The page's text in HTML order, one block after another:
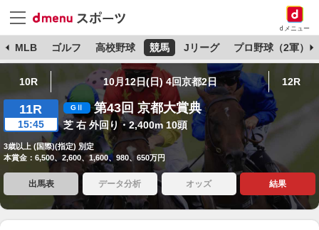
dメニュー
MLB ゴルフ 高校野球 競馬 Jリーグ プロ野球（2軍）
10R 10月12日(日) 4回京都2日 12R
11R
15:45
第43回 京都大賞典
芝 右 外回り・2,400m 10頭
3歳以上 (国際)(指定) 別定
本賞金：6,500、2,600、1,600、980、650万円
出馬表 データ分析 オッズ 結果